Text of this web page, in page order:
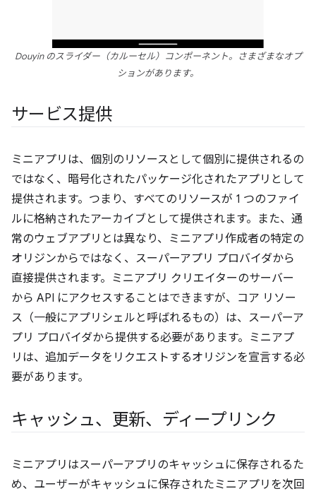
Douyin のスライダー（カルーセル）コンポーネント。さまざまなオプ
ションがあります。
サービス提供
ミニアプリは、個別のリソースとして個別に提供されるの
ではなく、暗号化されたパッケージ化されたアプリとして
提供されます。つまり、すべてのリソースが 1 つのファイ
ルに格納されたアーカイブとして提供されます。また、通
常のウェブアプリとは異なり、ミニアプリ作成者の特定の
オリジンからではなく、スーパーアプリ プロバイダから
直接提供されます。ミニアプリ クリエイターのサーバー
から API にアクセスすることはできますが、コア リソー
ス（一般にアプリシェルと呼ばれるもの）は、スーパーア
プリ プロバイダから提供する必要があります。ミニアプ
リは、追加データをリクエストするオリジンを宣言する必
要があります。
キャッシュ、更新、ディープリンク
ミニアプリはスーパーアプリのキャッシュに保存されるた
め、ユーザーがキャッシュに保存されたミニアプリを次回